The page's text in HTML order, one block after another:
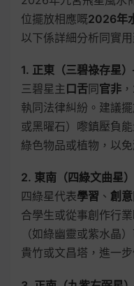
位擺放相應嘅2026年
以下係詳細分析同實
1. 正東（三碧祿存星
三碧星主 口舌同官非
執同法律糾紛。建議
或黑曜石）嚟鎮壓負
綠色物品或植物，以免
2. 東南（四綠文曲星
四綠星代表學習 、 創意
合學生或從事創作行
（如綠幽靈或紫水晶
貴竹或文昌塔，進一步